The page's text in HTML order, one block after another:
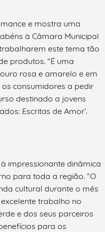
e mostra uma
à Câmara Municipal
este tema tão
produtos. “É uma
rosa e amarelo e em
consumidores a pedir
destinado a jovens
Escritas de Amor’.
impressionante dinâmica
para toda a região. “O
cultural durante o mês
trabalho no
e dos seus parceiros
para os